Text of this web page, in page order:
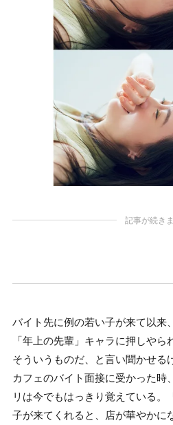
記事が続き
バイト先に例の若い子が来て以来
「年上の先輩」キャラに押しやら
そういうものだ、と言い聞かせる
カフェのバイト面接に受かった時
リは今でもはっきり覚えている。
子が来てくれると、店が華やかに